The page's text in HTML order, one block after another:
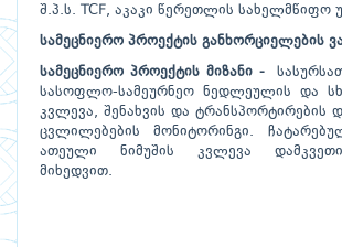
შ.პ.ს. TCF, აკაკი წერეთლის სახელმწიფო
სამეცნიერო პროექტის განხორციელების
სამეცნიერო პროექტის მიზანი -
სასოფლო-სამეურნეო ნედლეულის და
კვლევა, შენახვის და ტრანსპორტირების
ცვლილებების მონიტორინგი.
ათეული ნიმუშის კვლევა
მიხედვით.